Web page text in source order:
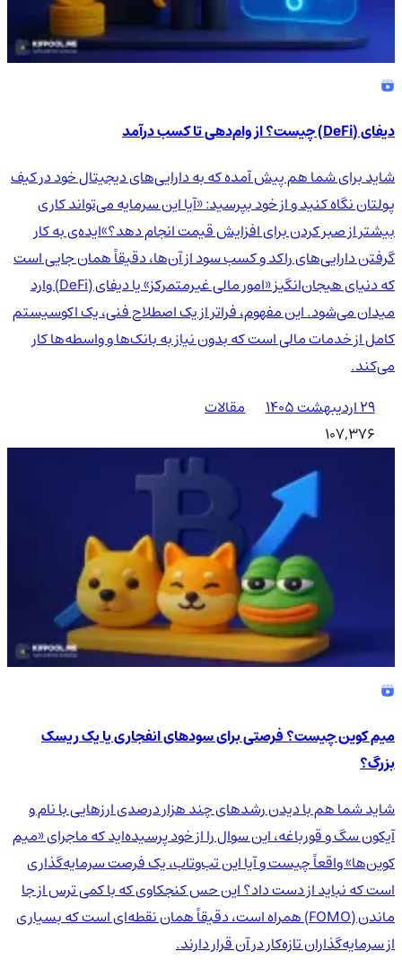
دیفای (DeFi) چیست؟ از وام‌دهی تا کسب درآمد
شاید برای شما هم پیش آمده که به دارایی‌های دیجیتال خود در کیف
پولتان نگاه کنید و از خود بپرسید: «آیا این سرمایه می‌تواند کاری
بیشتر از صبر کردن برای افزایش قیمت انجام دهد؟»ایده‌ی به کار
گرفتن دارایی‌های راکد و کسب سود از آن‌ها، دقیقاً همان جایی است
که دنیای هیجان‌انگیز «امور مالی غیرمتمرکز» یا دیفای (DeFi) وارد
میدان می‌شود. این مفهوم، فراتر از یک اصطلاح فنی، یک اکوسیستم
کامل از خدمات مالی است که بدون نیاز به بانک‌ها و واسطه‌ها کار
می‌کند.
۲۹ اردیبهشت ۱۴۰۵
مقالات
107,376
میم کوین چیست؟ فرصتی برای سودهای انفجاری یا یک ریسک
بزرگ؟
شاید شما هم با دیدن رشدهای چند هزار درصدی ارزهایی با نام و
آیکون سگ و قورباغه، این سوال را از خود پرسیده‌اید که ماجرای «میم
کوین‌ها» واقعاً چیست و آیا این تب‌وتاب، یک فرصت سرمایه‌گذاری
است که نباید از دست داد؟ این حس کنجکاوی که با کمی ترس از جا
ماندن (FOMO) همراه است، دقیقاً همان نقطه‌ای است که بسیاری
از سرمایه‌گذاران تازه‌کار در آن قرار دارند.